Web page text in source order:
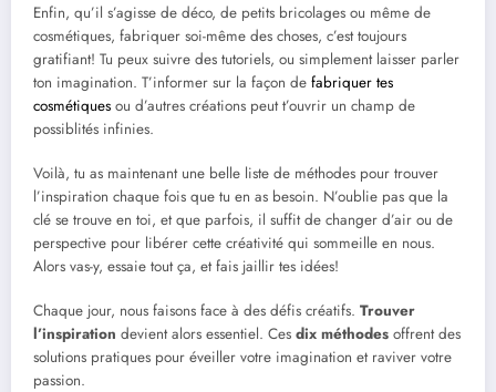
Enfin, qu’il s’agisse de déco, de petits bricolages ou même de
cosmétiques, fabriquer soi-même des choses, c’est toujours
gratifiant! Tu peux suivre des tutoriels, ou simplement laisser parler
ton imagination. T’informer sur la façon de fabriquer tes
cosmétiques ou d’autres créations peut t’ouvrir un champ de
possiblités infinies.
Voilà, tu as maintenant une belle liste de méthodes pour trouver
l’inspiration chaque fois que tu en as besoin. N’oublie pas que la
clé se trouve en toi, et que parfois, il suffit de changer d’air ou de
perspective pour libérer cette créativité qui sommeille en nous.
Alors vas-y, essaie tout ça, et fais jaillir tes idées!
Chaque jour, nous faisons face à des défis créatifs. Trouver
l’inspiration devient alors essentiel. Ces dix méthodes offrent des
solutions pratiques pour éveiller votre imagination et raviver votre
passion.